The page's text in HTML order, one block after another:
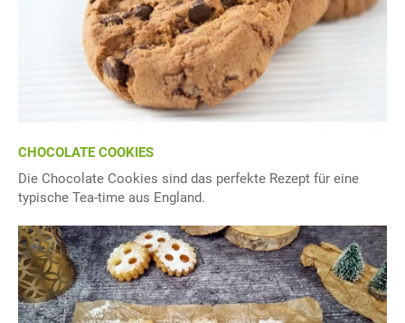
CHOCOLATE COOKIES
Die Chocolate Cookies sind das perfekte Rezept für eine
typische Tea-time aus England.